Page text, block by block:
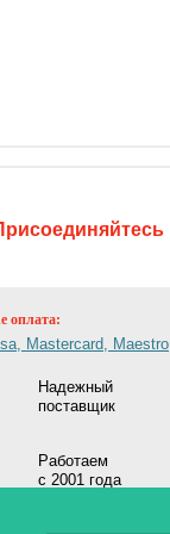
оплата:
Надежный
поставщик
Работаем
с 2001 года